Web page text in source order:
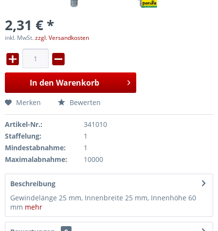
2,31 € *
inkl. MwSt.zzgl. Versandkosten
In den Warenkorb
Merken Bewerten
Artikel-Nr.:
341010
Staffelung:
1
Mindestabnahme:
1
Maximalabnahme:
10000
Beschreibung
Gewindelänge 25 mm, Innenbreite 25 mm, Innenhöhe 60
mm mehr